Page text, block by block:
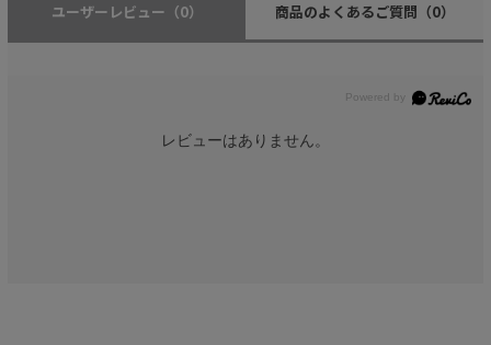
ユーザーレビュー （0） 商品のよくあるご質問 （0）
レビューはありません。